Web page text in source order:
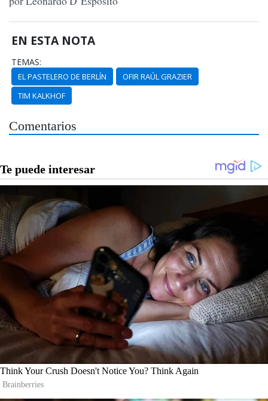
EN ESTA NOTA
TEMAS:
EL PASTELERO DE BERLÍN
OFIR RAÚL GRAZIER
TIM KALKHOF
Comentarios